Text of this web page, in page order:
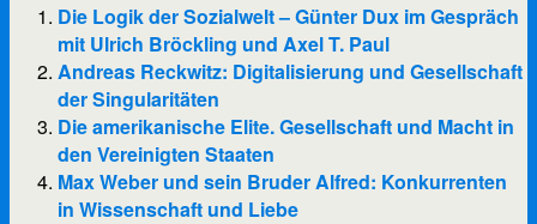
Die Logik der Sozialwelt – Günter Dux im Gespräch
mit Ulrich Bröckling und Axel T. Paul
Andreas Reckwitz: Digitalisierung und Gesellschaft
der Singularitäten
Die amerikanische Elite. Gesellschaft und Macht in
den Vereinigten Staaten
Max Weber und sein Bruder Alfred: Konkurrenten
in Wissenschaft und Liebe